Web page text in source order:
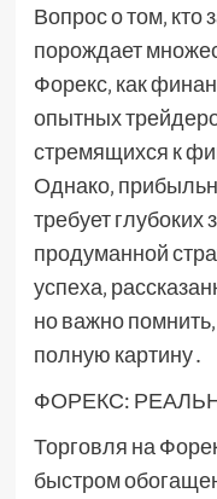
Вопрос о том‚
порождает
Форекс‚ как
опытных
стремящихся к
Однако‚
требует
продуманной
успеха‚
но важно
полную картину․
ФОРЕКС:
Торговля на
быстром